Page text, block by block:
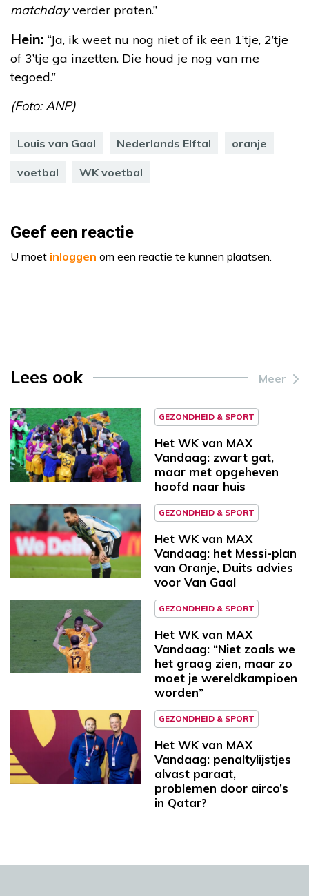
matchdayverder praten.”
Hein: “Ja, ik weet nu nog niet of ik een 1’tje, 2’tje
of 3’tje ga inzetten. Die houd je nog van me
tegoed.”
(Foto: ANP)
Louis van Gaal Nederlands Elftal oranje
voetbal WK voetbal
Geef een reactie
U moet inloggen om een reactie te kunnen plaatsen.
Lees ook Meer
GEZONDHEID & SPORT
Het WK van MAX
Vandaag: zwart gat,
maar met opgeheven
hoofd naar huis
GEZONDHEID & SPORT
Het WK van MAX
Vandaag: het Messi-plan
van Oranje, Duits advies
voor Van Gaal
GEZONDHEID & SPORT
Het WK van MAX
Vandaag: “Niet zoals we
het graag zien, maar zo
moet je wereldkampioen
worden”
GEZONDHEID & SPORT
Het WK van MAX
Vandaag: penaltylijstjes
alvast paraat,
problemen door airco’s
in Qatar?